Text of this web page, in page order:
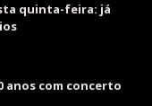
quinta-feira: já
anos com concerto